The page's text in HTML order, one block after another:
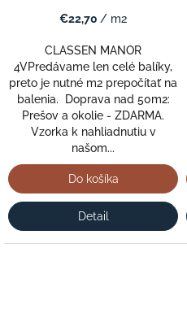
€22,70 / m2
CLASSEN MANOR
4VPredávame len celé balíky,
preto je nutné m2 prepočítať na
balenia. Doprava nad 50m2:
Prešov a okolie - ZDARMA.
Vzorka k nahliadnutiu v
našom...
Do košíka
Detail